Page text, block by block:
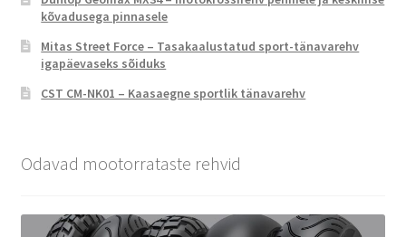
kõvadusega pinnasele
Mitas Street Force – Tasakaalustatud sport-tänavarehv
igapäevaseks sõiduks
CST CM-NK01 – Kaasaegne sportlik tänavarehv
Odavad mootorrataste rehvid